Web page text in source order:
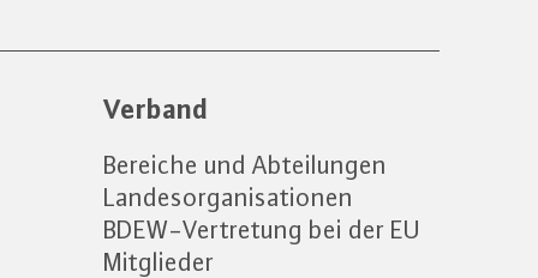
Verband
Bereiche und Abteilungen
Landesorganisationen
BDEW-Vertretung bei der EU
Mitglieder